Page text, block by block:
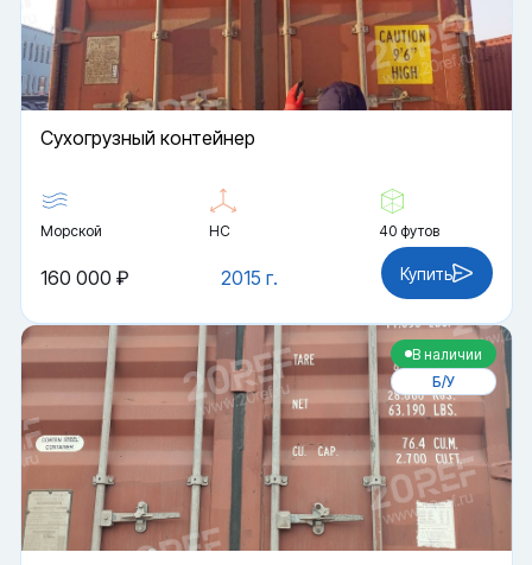
Cухогрузный контейнер
Морской HC 40 футов
2015 г.
160 000 ₽ Купить
В наличии
Б/У